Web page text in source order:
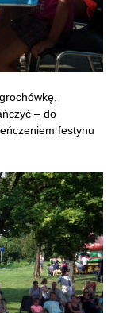
– do
festynu